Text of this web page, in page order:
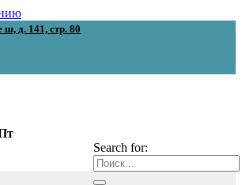
д. 141, стр. 80
Search for: